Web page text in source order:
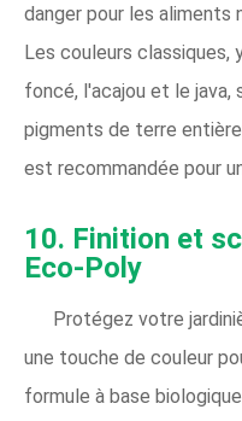
danger pour les aliments
Les couleurs classiques,
foncé, l'acajou et le java,
pigments de terre
est recommandée pour
10. Finition et
Eco-Poly
Protégez votre
une touche de couleur
formule à base